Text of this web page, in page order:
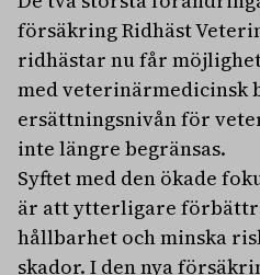
försäkring Ridhäst
ridhästar nu får
med veterinärmedicinsk
ersättningsnivån för
inte längre begränsas.
Syftet med den ökade
är att ytterligare
hållbarhet och minska
skador. I den nya